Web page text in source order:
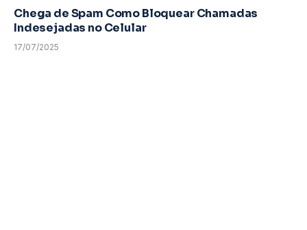
Chega de Spam Como Bloquear Chamadas
Indesejadas no Celular
17/07/2025